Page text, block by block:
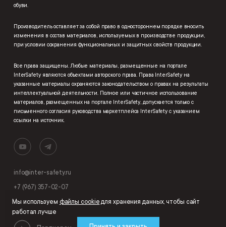
обуви.
Производитель оставляет за собой право в одностороннем порядке вносить
изменения в состав материалов, используемых в производстве продукции,
при условии сохранения функциональных и защитных свойств продукции.
Все права защищены. Любые материалы, размещенные на портале
InterSafety являются объектами авторского права. Права InterSafety на
указанные материалы охраняются законодательством о правах на результаты
интеллектуальной деятельности. Полное или частичное использование
материалов, размещенных на портале InterSafety, допускается только с
письменного согласия руководства маркетплейса InterSafety с указанием
ссылки на источник.
info@inter-safety.ru
+7 (967) 357-02-07
Мы используем файлы cookieдля хранения данных, чтобы сайт
работал лучше